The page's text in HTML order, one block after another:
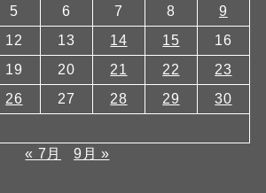
5 6 7 8
9
12 13 14 15
16
19 20 21 22
23
26 27 28 29
30
« 7月
9月 »